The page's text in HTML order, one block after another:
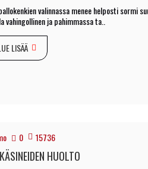
valinnassa menee helposti sormi
vahingollinen ja pahimmassa ta..
LISÄÄ
0 15736
HUOLTO